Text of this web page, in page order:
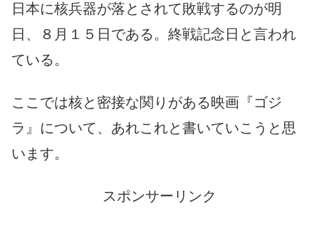
日本に核兵器が落とされて敗戦するのが明
日、８月１５日である。終戦記念日と言われ
ている。
ここでは核と密接な関りがある映画『ゴジ
ラ』について、あれこれと書いていこうと思
います。
スポンサーリンク